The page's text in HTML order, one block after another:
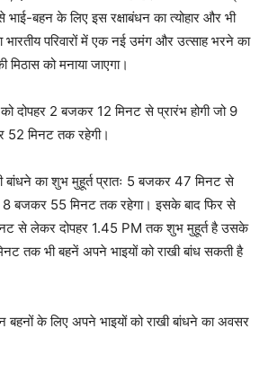
भाई-बहन के लिए इस रक्षाबंधन का त्योहार और भी
भारतीय परिवारों में एक नई उमंग और उत्साह भरने का
को मनाया जाएगा।
दोपहर 2 बजकर 12 मिनट से प्रारंभ होगी जो 9
मिनट तक रहेगी।
बांधने का शुभ मुहूर्त प्रातः 5 बजकर 47 मिनट से
8 बजकर 55 मिनट तक रहेगा। इसके बाद फिर से
से लेकर दोपहर 1.45 PM तक शुभ मुहूर्त है उसके
तक भी बहनें अपने भाइयों को राखी बांध सकती है
बहनों के लिए अपने भाइयों को राखी बांधने का अवसर